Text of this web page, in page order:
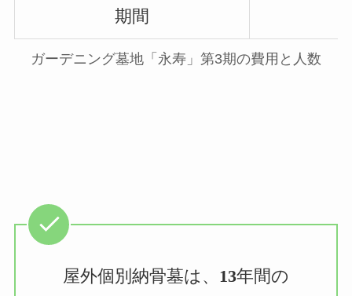
期間
ガーデニング墓地「永寿」第3期の費用と人数
屋外個別納骨墓は、 13年間の